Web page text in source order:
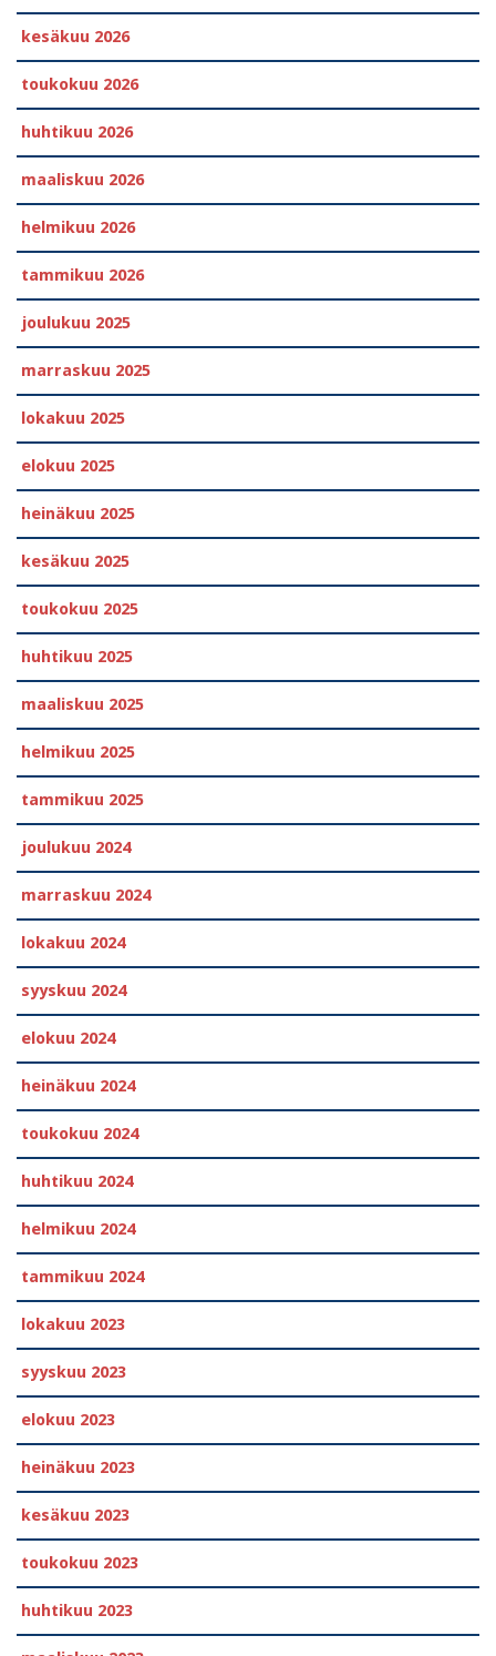
kesäkuu 2026
toukokuu 2026
huhtikuu 2026
maaliskuu 2026
helmikuu 2026
tammikuu 2026
joulukuu 2025
marraskuu 2025
lokakuu 2025
elokuu 2025
heinäkuu 2025
kesäkuu 2025
toukokuu 2025
huhtikuu 2025
maaliskuu 2025
helmikuu 2025
tammikuu 2025
joulukuu 2024
marraskuu 2024
lokakuu 2024
syyskuu 2024
elokuu 2024
heinäkuu 2024
toukokuu 2024
huhtikuu 2024
helmikuu 2024
tammikuu 2024
lokakuu 2023
syyskuu 2023
elokuu 2023
heinäkuu 2023
kesäkuu 2023
toukokuu 2023
huhtikuu 2023